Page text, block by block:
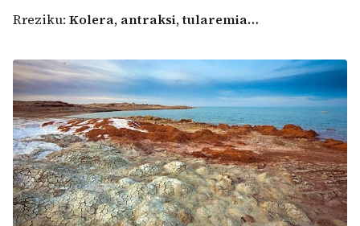
Rreziku: Kolera, antraksi, tularemia…